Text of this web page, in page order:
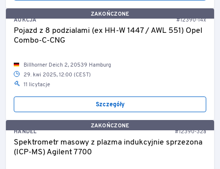
ZAKOŃCZONE
AUKCJA
#12390-14x
Pojazd z 8 podzialami (ex HH-W 1447 / AWL 551) Opel
Combo-C-CNG
Billhorner Deich 2, 20539 Hamburg
29. kwi 2025, 12:00 (CEST)
11 licytacje
Szczegóły
ZAKOŃCZONE
HANDEL
#12390-32a
Spektrometr masowy z plazma indukcyjnie sprzezona
(ICP-MS) Agilent 7700